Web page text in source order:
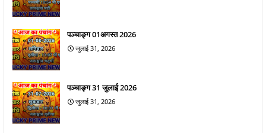
पञ्चाङ्ग 01अगस्त 2026
जुलाई 31, 2026
पञ्चाङ्ग 31 जुलाई 2026
जुलाई 31, 2026